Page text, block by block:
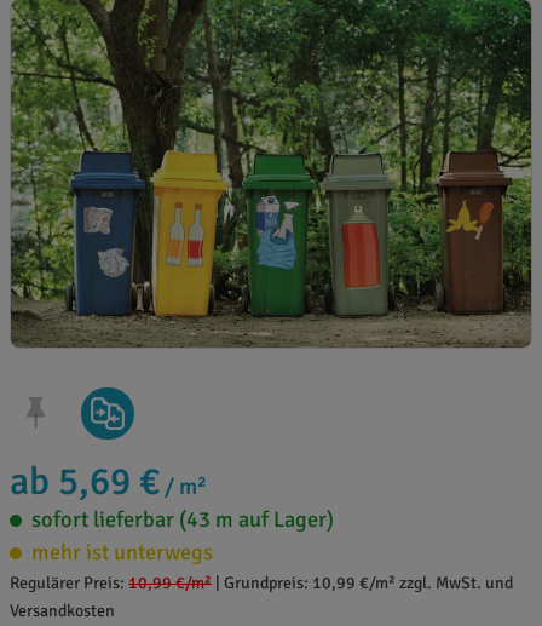
ab 5,69 € / m²
sofort lieferbar (43 m auf Lager)
mehr ist unterwegs
Regulärer Preis: 10,99 €/m² Grundpreis: 10,99 €/m² zzgl. MwSt. und
Versandkosten